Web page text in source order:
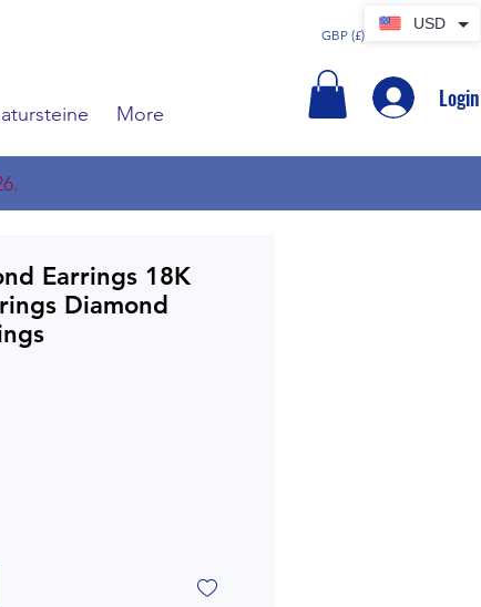
More
GBP (£)
Login
Earrings 18K
Diamond
USD